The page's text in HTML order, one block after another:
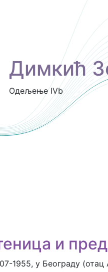
Димкић
Одељење IVb
и
1955, у Београду (отац